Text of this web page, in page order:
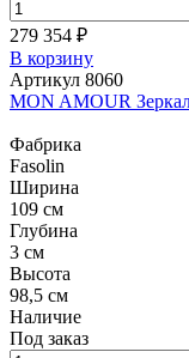
279 354 ₽
В корзину
Артикул 8060
MON AMOUR
Фабрика
Fasolin
Ширина
109 см
Глубина
3 см
Высота
98,5 см
Наличие
Под заказ